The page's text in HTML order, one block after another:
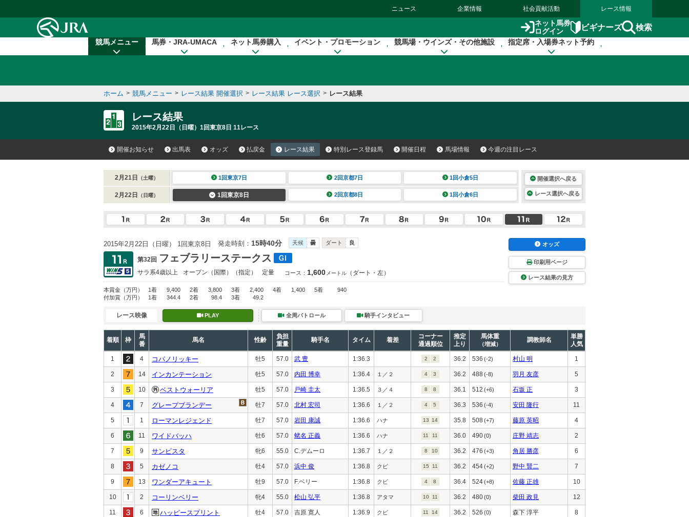
ニュース 企業情報 社会貢献活動 レース情報
ネット馬券
ログイン
ビギナーズ 検索
競馬メニュー 馬券・JRA-UMACA ネット馬券購入 イベント・プロモーション 競馬場・ウインズ・その他施設 指定席・入場券ネット予約
ホーム > 競馬メニュー > レース結果 開催選択 > レース結果 レース選択 > レース結果
レース結果
2015年2月22日（日曜）1回東京8日 11レース
開催お知らせ 出馬表 オッズ 払戻金 レース結果 特別レース登録馬 開催日程 馬場情報 今週の注目レース
2月21日 （土曜） 1回東京7日 2回京都7日 1回小倉5日
2月22日 （日曜） 1回東京8日 2回京都8日 1回小倉6日
開催選択へ戻る
レース選択へ戻る
2015年2月22日（日曜） 1回東京8日 発走時刻： 15時40分 天候 曇 ダート 良
第32回 フェブラリーステークス
サラ系4歳以上 オープン （国際）（指定） 定量 コース： 1,600 メートル （ダート・左）
本賞金 （万円） 1着 9,400 2着 3,800 3着 2,400 4着 1,400 5着
940
付加賞 （万円） 1着 344.4 2着 98.4 3着 49.2
オッズ
印刷用ページ
レース結果の見方
レース映像 PLAY 全周パトロール 騎手インタビュー
着順 枠
馬
番
馬名 性齢
負担
重量
騎手名 タイム 着差
コーナー
通過順位
推定
上り
馬体重
（増減）
調教師名
単勝
人気
1 4 コパノリッキー 牡5 57.0 武 豊 1:36.3 2 2 36.2 536 (-2) 村山 明 1
2 14 インカンテーション 牡5 57.0 内田 博幸 1:36.4 １／２ 4 3 36.2 488 (-8) 羽月 友彦 5
3 10 ベストウォーリア 牡5 57.0 戸崎 圭太 1:36.5 ３／４ 8 8 36.1 512 (+6) 石坂 正 3
4 7 グレープブランデー 牡7 57.0 北村 宏司 1:36.6 １／２ 4 5 36.3 536 (-4) 安田 隆行 11
5 1 ローマンレジェンド 牡7 57.0 岩田 康誠 1:36.6 ハナ 13 14 35.8 508(+7) 藤原 英昭 4
6 11 ワイドバッハ 牡6 57.0 蛯名 正義 1:36.6 ハナ 11 11 36.0 490(0) 庄野 靖志 2
7 9 サンビスタ 牝6 55.0 C.デムーロ 1:36.7 １／２ 8 10 36.2 476 (+3) 角居 勝彦 6
8 5 カゼノコ 牡4 57.0 浜中 俊 1:36.8 クビ 15 11 36.2 454(+2) 野中 賢二 7
9 13 ワンダーアキュート 牡9 57.0 F.ベリー 1:36.8 クビ 4 8 36.4 524(+8) 佐藤 正雄 10
10 2 コーリンベリー 牝4 55.0 松山 弘平 1:36.8 アタマ 10 11 36.2 480(0) 柴田 政見 12
11 6 ハッピースプリント 牡4 57.0 吉原 寛人 1:36.9 クビ 11 14 36.2 526 (0) 森下 淳平 8